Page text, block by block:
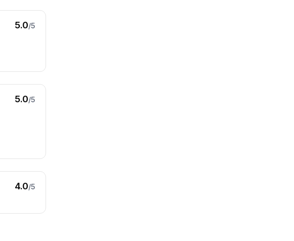
5.0/5
5.0/5
4.0/5